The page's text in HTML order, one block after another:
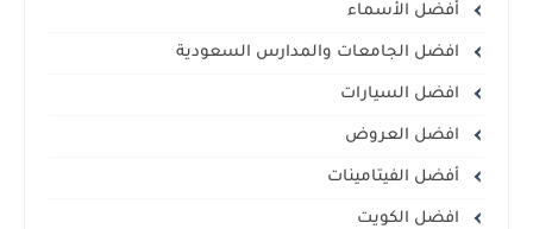
أفضل الأسماء
افضل الجامعات والمدارس السعودية
افضل السيارات
افضل العروض
أفضل الفيتامينات
افضل الكويت